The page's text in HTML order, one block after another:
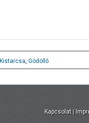
Kistarcsa, Gödöllő
Kapcsolat |